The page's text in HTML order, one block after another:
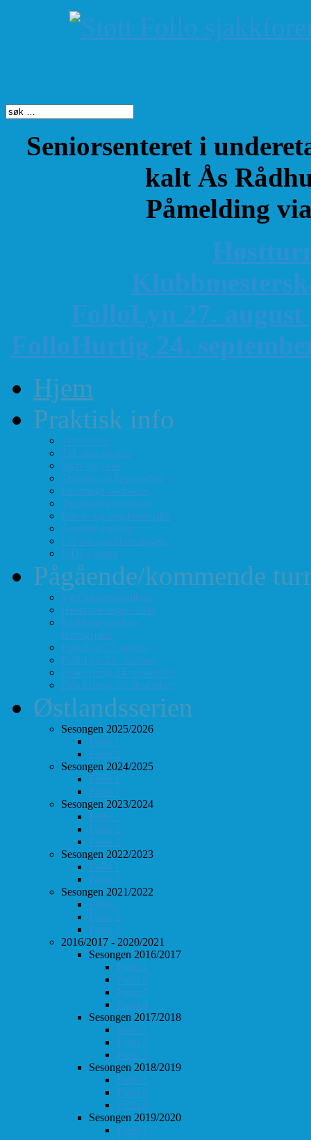
Seniorsenteret i
kalt Ås
Påmelding
K
FolloLyn 27. august
FolloHurtig 24.
Hjem
Praktisk info
Terminliste
Tid, sted og pris
Styre og verv
Telefon- og E-post-liste
Forenings-vedtekter
Turneringsreglement
Barne- og ungdomssjakk
Årsmøte-papirer
Litt om sjakkforeningen
FIDEs regler
Pågående/kommende
Vårt turneringstilbud
Høstturneringen 2026
Klubbmesterskap
Hurtigsjakk
FolloLyn 27. august
FolloLyn 22. oktober
FolloHurtig 24. september
FolloHurtig 10. desember
Østlandsserien
Sesongen 2025/2026
Follo 1
Follo 2
Sesongen 2024/2025
Follo 1
Follo 2
Sesongen 2023/2024
Follo 1
Follo 2
Follo 3
Sesongen 2022/2023
Follo 1
Follo 2
Sesongen 2021/2022
Follo 1
Follo 2
Follo 3
2016/2017 - 2020/2021
Sesongen 2016/2017
Follo 1
Follo 2
Follo 3
Follo 4
Sesongen 2017/2018
Follo 1
Follo 2
Follo 3
Sesongen 2018/2019
Follo 1
Follo 2
Follo 3
Sesongen 2019/2020
Follo 1